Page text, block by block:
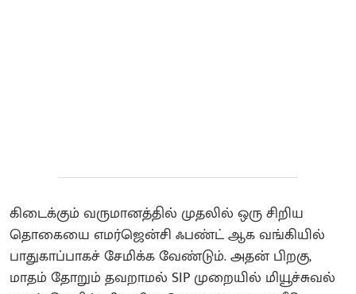
கிடைக்கும் வருமானத்தில் முதலில் ஒரு சிறிய
தொகையை எமர்ஜென்சி ஃபண்ட் ஆக வங்கியில்
பாதுகாப்பாகச் சேமிக்க வேண்டும். அதன் பிறகு,
மாதம் தோறும் தவறாமல் SIP முறையில் மியூச்சுவல்